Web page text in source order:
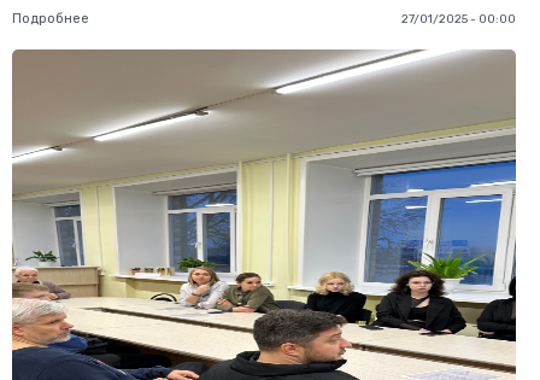
Подробнее 27/01/2025 - 00:00